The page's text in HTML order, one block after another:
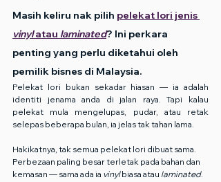
Masih keliru nak pilih pelekat lori jenis
vinyl atau laminated? Ini perkara
penting yang perlu diketahui oleh
pemilik bisnes di Malaysia.
Pelekat lori bukan sekadar hiasan — ia adalah
identiti jenama anda di jalan raya. Tapi kalau
pelekat mula mengelupas, pudar, atau retak
selepas beberapa bulan, ia jelas tak tahan lama.
Hakikatnya, tak semua pelekat lori dibuat sama.
Perbezaan paling besar terletak pada bahan dan
kemasan — sama ada ia vinyl biasa atau laminated.